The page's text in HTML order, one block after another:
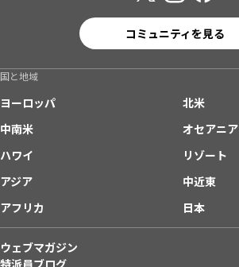
コミュニティを見る
国と地域
ヨーロッパ
北米
中南米
オセアニア
ハワイ
リゾート
アジア
中近東
アフリカ
日本
ウェブマガジン
特派員ブログ